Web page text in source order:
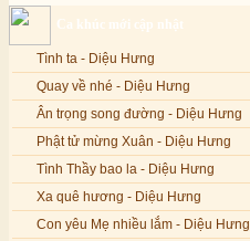
Ca khúc mới cập nhật
Tình ta - Diệu Hưng
Quay về nhé - Diệu Hưng
Ân trọng song đường - Diệu Hưng
Phật tử mừng Xuân - Diệu Hưng
Tình Thầy bao la - Diệu Hưng
Xa quê hương - Diệu Hưng
Con yêu Mẹ nhiều lắm - Diệu Hưng